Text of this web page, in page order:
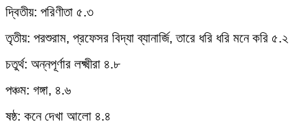
দ্বিতীয়: পরিণীতা ৫.৩
তৃতীয়: পরশুরাম, প্রফেসর বিদ্যা ব্যানার্জি, তারে ধরি ধরি মনে করি ৫.২
চতুর্থ: অন্নপূর্ণার লক্ষ্মীরা ৪.৮
পঞ্চম: গঙ্গা, ৪.৬
ষষ্ঠ: কনে দেখা আলো ৪.৪